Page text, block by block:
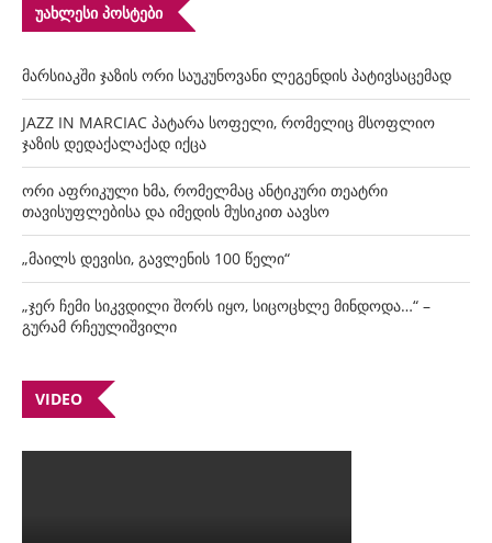
ᲣᲐᲮᲚᲔᲡᲘ ᲞᲝᲡᲢᲔᲑᲘ
მარსიაკში ჯაზის ორი საუკუნოვანი ლეგენდის პატივსაცემად
JAZZ IN MARCIAC პატარა სოფელი, რომელიც მსოფლიო
ჯაზის დედაქალაქად იქცა
ორი აფრიკული ხმა, რომელმაც ანტიკური თეატრი
თავისუფლებისა და იმედის მუსიკით აავსო
„მაილს დევისი, გავლენის 100 წელი“
„ჯერ ჩემი სიკვდილი შორს იყო, სიცოცხლე მინდოდა…“ –
გურამ რჩეულიშვილი
VIDEO